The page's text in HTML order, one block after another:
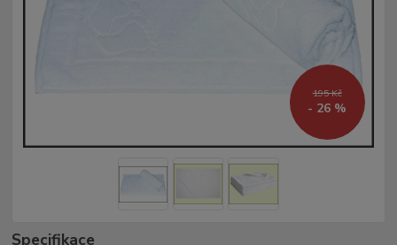
195 Kč
- 26 %
Specifikace